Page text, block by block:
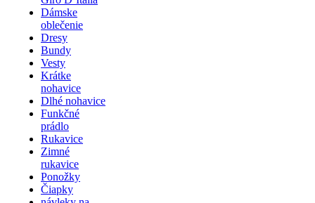
Dámske
oblečenie
Dresy
Bundy
Vesty
Krátke
nohavice
Dlhé nohavice
Funkčné
prádlo
Rukavice
Zimné
rukavice
Ponožky
Čiapky